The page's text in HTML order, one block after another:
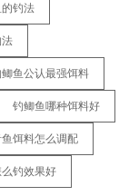
钓法
鱼公认最强饵料
钓鲫鱼哪种饵料好
饵料怎么调配
钓效果好